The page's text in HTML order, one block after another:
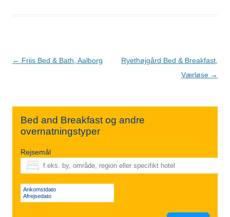
Indlægsnavigation
← Friis Bed & Bath, Aalborg
Ryethøjgård Bed & Breakfast,
Værløse →
Bed and Breakfast og andre
overnatningstyper
Rejsemål
Ankomstdato
Afrejsedato